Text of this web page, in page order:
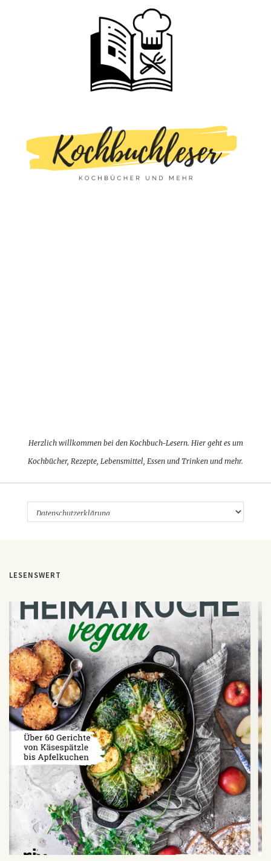
Herzlich willkommen bei den Kochbuch-Lesern. Hier geht es um
Kochbücher, Rezepte, Lebensmittel, Essen und Trinken und mehr.
LESENSWERT